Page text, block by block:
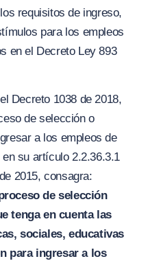
requisitos de ingreso,
para los empleos
en el Decreto Ley 893
Decreto 1038 de 2018,
de selección o
a los empleos de
su artículo 2.2.36.3.1
2015, consagra:
de selección
tenga en cuenta las
sociales, educativas
para ingresar a los